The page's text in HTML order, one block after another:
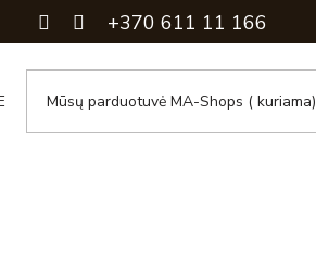
+370 611 11 166
Mūsų parduotuvė MA-Shops ( kuriama)